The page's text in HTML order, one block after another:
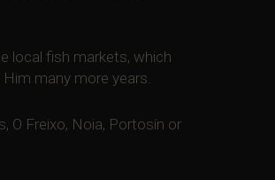
local fish markets, which
many more years.
O Freixo, Noia, Portosín or